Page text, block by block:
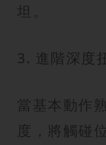
坦。
3. 進階深度
當基本動作
度，將觸碰